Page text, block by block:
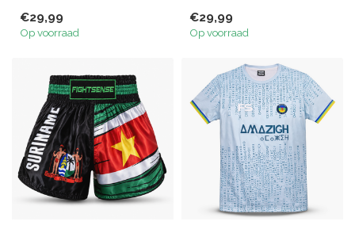
€29,99
Op voorraad
sne...
€29,99
Op voorraad